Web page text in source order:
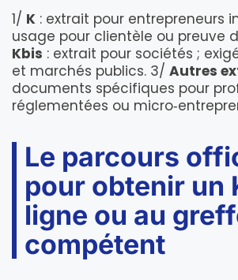
1/ K : extrait pour entrepreneurs
usage pour clientèle ou preuve
Kbis : extrait pour sociétés ;
et marchés publics. 3/ Autres
documents spécifiques pour
réglementées ou
Le parcours
pour obtenir un
ligne ou au
compétent